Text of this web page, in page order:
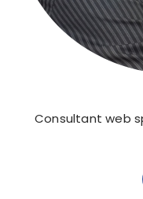
Consultant web